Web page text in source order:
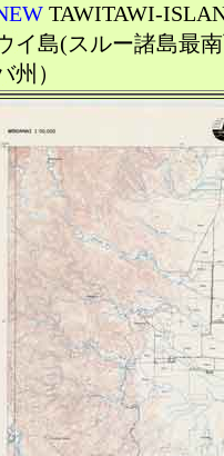
TAWITAWI-
イ島(スルー諸島最
州）